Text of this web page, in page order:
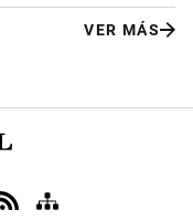
VER MÁS